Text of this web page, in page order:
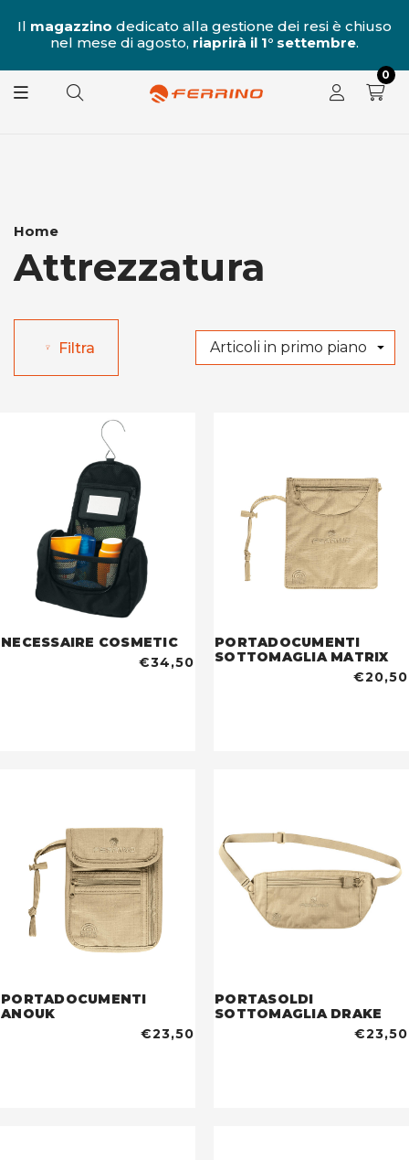
Il magazzino dedicato alla gestione dei resi è chiuso
nel mese di agosto, riaprirà il 1° settembre.
0
Home
Attrezzatura
Filtra
NECESSAIRE COSMETIC
€34,50
PORTADOCUMENTI
SOTTOMAGLIA MATRIX
€20,50
PORTADOCUMENTI
ANOUK
€23,50
PORTASOLDI
SOTTOMAGLIA DRAKE
€23,50